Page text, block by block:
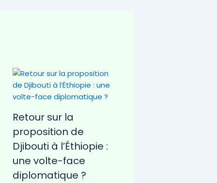
Retour sur la
proposition de
Djibouti à l’Éthiopie :
une volte-face
diplomatique ?